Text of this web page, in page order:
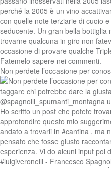
Non perdete l’occasione per